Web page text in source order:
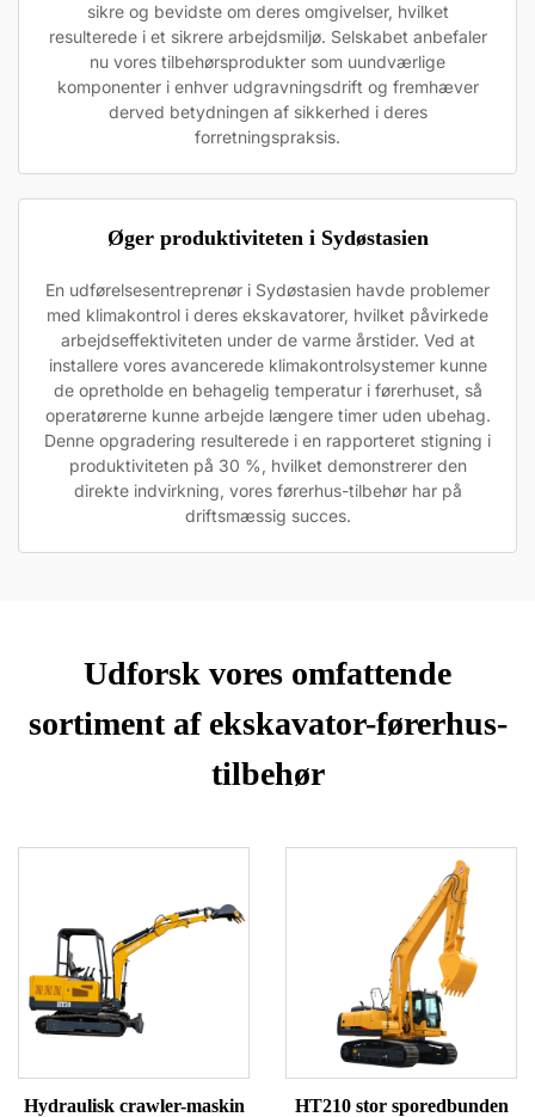
sikre og bevidste om deres omgivelser, hvilket
resulterede i et sikrere arbejdsmiljø. Selskabet anbefaler
nu vores tilbehørsprodukter som uundværlige
komponenter i enhver udgravningsdrift og fremhæver
derved betydningen af sikkerhed i deres
forretningspraksis.
Øger produktiviteten i Sydøstasien
En udførelsesentreprenør i Sydøstasien havde problemer
med klimakontrol i deres ekskavatorer, hvilket påvirkede
arbejdseffektiviteten under de varme årstider. Ved at
installere vores avancerede klimakontrolsystemer kunne
de opretholde en behagelig temperatur i førerhuset, så
operatørerne kunne arbejde længere timer uden ubehag.
Denne opgradering resulterede i en rapporteret stigning i
produktiviteten på 30 %, hvilket demonstrerer den
direkte indvirkning, vores førerhus-tilbehør har på
driftsmæssig succes.
Udforsk vores omfattende
sortiment af ekskavator-førerhus-
tilbehør
Hydraulisk crawler-maskin
HT210 stor sporedbunden